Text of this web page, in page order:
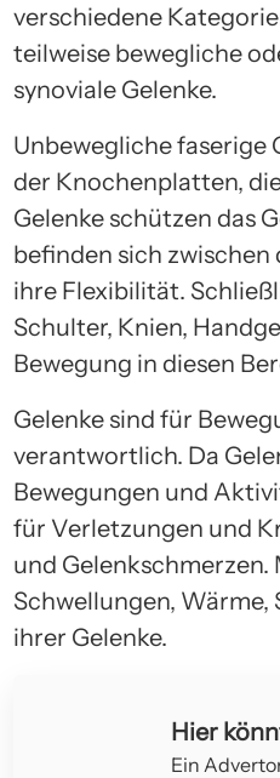
verschiedene
teilweise bewegliche
synoviale Gelenke.
Unbewegliche faserige
der Knochenplatten,
Gelenke schützen das
befinden sich
ihre Flexibilität.
Schulter, Knien,
Bewegung in diesen
Gelenke sind für
verantwortlich. Da
Bewegungen und
für Verletzungen und
und
Schwellungen,
ihrer Gelenke.
Hier
Ein